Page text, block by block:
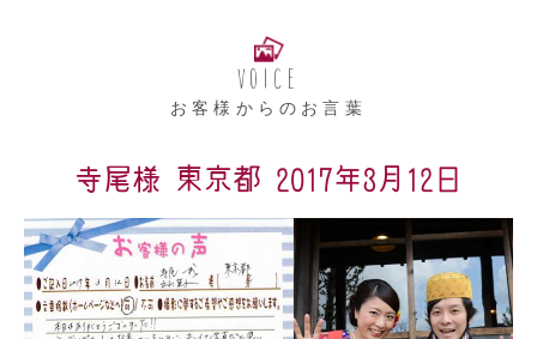
VOICE
お客様からのお言葉
寺尾様 東京都 2017年3月12日